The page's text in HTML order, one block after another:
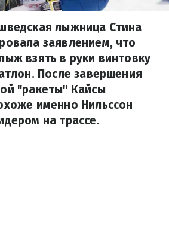
лыжница Стина
заявлением, что
взять в руки винтовку
После завершения
"ракеты" Кайсы
именно Нильссон
на трассе.